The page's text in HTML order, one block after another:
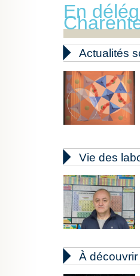
En
 Actualités
 Vie des
 À découvrir